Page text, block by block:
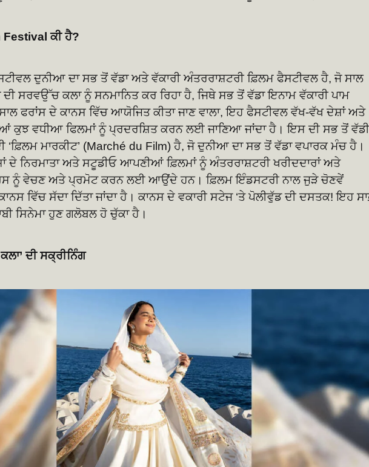
ਕੀ ਹੈ?
ਦੁਨੀਆ ਦਾ ਸਭ ਤੋਂ ਵੱਡਾ ਅਤੇ ਵੱਕਾਰੀ ਅੰਤਰਰਾਸ਼ਟਰੀ ਫ਼ਿਲਮ ਫੈਸਟੀਵਲ ਹੈ, ਜੋ ਸਾਲ
ਦੀ ਸਰਵਉੱਚ ਕਲਾ ਨੂੰ ਸਨਮਾਨਿਤ ਕਰ ਰਿਹਾ ਹੈ, ਜਿਥੇ ਸਭ ਤੋਂ ਵੱਡਾ ਇਨਾਮ ਵੱਕਾਰੀ ਪਾਮ
ਫਰਾਂਸ ਦੇ ਕਾਨਸ ਵਿੱਚ ਆਯੋਜਿਤ ਕੀਤਾ ਜਾਣ ਵਾਲਾ, ਇਹ ਫੈਸਟੀਵਲ ਵੱਖ-ਵੱਖ ਦੇਸ਼ਾਂ ਅਤੇ
ਕੁਝ ਵਧੀਆ ਫਿਲਮਾਂ ਨੂੰ ਪ੍ਰਦਰਸ਼ਿਤ ਕਰਨ ਲਈ ਜਾਣਿਆ ਜਾਂਦਾ ਹੈ। ਇਸ ਦੀ ਸਭ ਤੋਂ ਵੱਡੀ
‘ਫ਼ਿਲਮ ਮਾਰਕੀਟ’ (Marché du Film) ਹੈ, ਜੋ ਦੁਨੀਆ ਦਾ ਸਭ ਤੋਂ ਵੱਡਾ ਵਪਾਰਕ ਮੰਚ ਹੈ।
ਦੇ ਨਿਰਮਾਤਾ ਅਤੇ ਸਟੂਡੀਓ ਆਪਣੀਆਂ ਫ਼ਿਲਮਾਂ ਨੂੰ ਅੰਤਰਰਾਸ਼ਟਰੀ ਖਰੀਦਦਾਰਾਂ ਅਤੇ
ਨੂੰ ਵੇਚਣ ਅਤੇ ਪ੍ਰਮੋਟ ਕਰਨ ਲਈ ਆਉਂਦੇ ਹਨ। ਫ਼ਿਲਮ ਇੰਡਸਟਰੀ ਨਾਲ ਜੁੜੇ ਚੋਣਵੇਂ
ਵਿੱਚ ਸੱਦਾ ਦਿੱਤਾ ਜਾਂਦਾ ਹੈ। ਕਾਨਸ ਦੇ ਵਕਾਰੀ ਸਟੇਜ ‘ਤੇ ਪੋਲੀਵੁੱਡ ਦੀ ਦਸਤਕ! ਇਹ
ਸਿਨੇਮਾ ਹੁਣ ਗਲੋਬਲ ਹੋ ਚੁੱਕਾ ਹੈ।
ਦੀ ਸਕ੍ਰੀਨਿੰਗ